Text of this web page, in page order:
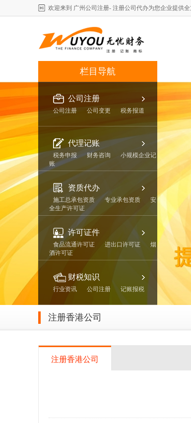
欢迎来到 广州公司注册- 注册公司代办为您企业提供
栏目导航
公司注册
公司注册 公司变更 税务报道
代理记账
税务申报 财务咨询
小规模企业记
账
资质代办
施工总承包资质 专业承包资质
安
全生产许可证
许可证件
食品流通许可证 进出口许可证
烟
酒许可证
财税知识
行业资讯 公司注册 记账报税
注册香港公司
注册香港公司